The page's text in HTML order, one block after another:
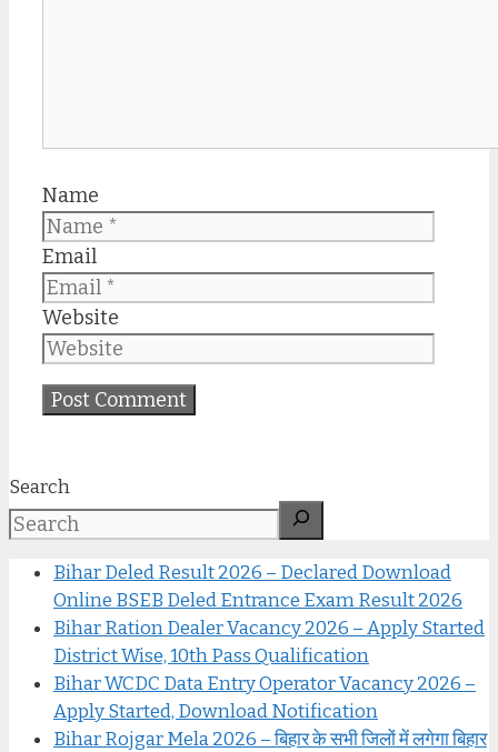
Name
Email
Website
Search
Bihar Deled Result 2026 – Declared Download
Online BSEB Deled Entrance Exam Result 2026
Bihar Ration Dealer Vacancy 2026 – Apply Started
District Wise, 10th Pass Qualification
Bihar WCDC Data Entry Operator Vacancy 2026 –
Apply Started, Download Notification
Bihar Rojgar Mela 2026 – बिहार के सभी जिलों में लगेगा बिहार